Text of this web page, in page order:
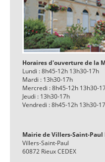
Horaires d'ouverture de la
Lundi : 8h45-12h 13h30-17h
Mardi : 13h30-17h
Mercredi : 8h45-12h 13h30-
Jeudi : 13h30-17h
Vendredi : 8h45-12h 13h30-
Mairie de Villers-Saint-Paul
Villers-Saint-Paul
60872 Rieux CEDEX